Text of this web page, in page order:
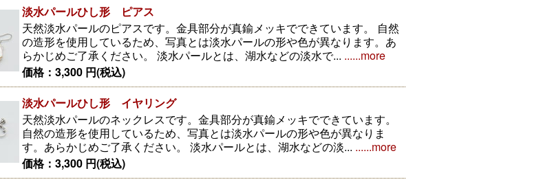
淡水パールひし形 ピアス
天然淡水パールのピアスです。金具部分が真鍮メッキでできています。 自然
の造形を使用しているため、写真とは淡水パールの形や色が異なります。あ
らかじめご了承ください。 淡水パールとは、湖水などの淡水で... ......more
価格：3,300 円(税込)
淡水パールひし形 イヤリング
天然淡水パールのネックレスです。金具部分が真鍮メッキでできています。
自然の造形を使用しているため、写真とは淡水パールの形や色が異なりま
す。あらかじめご了承ください。 淡水パールとは、湖水などの淡... ......more
価格：3,300 円(税込)